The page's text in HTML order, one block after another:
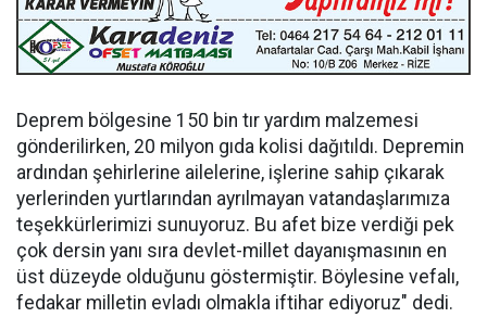
Deprem bölgesine 150 bin tır yardım malzemesi
gönderilirken, 20 milyon gıda kolisi dağıtıldı. Depremin
ardından şehirlerine ailelerine, işlerine sahip çıkarak
yerlerinden yurtlarından ayrılmayan vatandaşlarımıza
teşekkürlerimizi sunuyoruz. Bu afet bize verdiği pek
çok dersin yanı sıra devlet-millet dayanışmasının en
üst düzeyde olduğunu göstermiştir. Böylesine vefalı,
fedakar milletin evladı olmakla iftihar ediyoruz" dedi.